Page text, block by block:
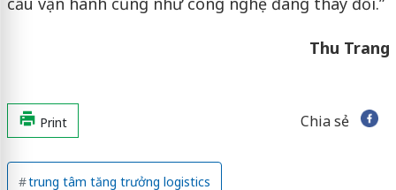
Thu Trang
Print Chia sẻ
trung tâm tăng trưởng logistics